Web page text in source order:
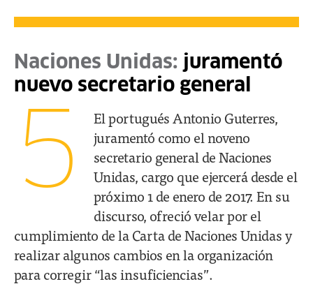
Naciones Unidas: juramentó
nuevo secretario general
5
El portugués Antonio Guterres,
juramentó como el noveno
secretario general de Naciones
Unidas, cargo que ejercerá desde el
próximo 1 de enero de 2017. En su
discurso, ofreció velar por el
cumplimiento de la Carta de Naciones Unidas y
realizar algunos cambios en la organización
para corregir “las insuficiencias”.